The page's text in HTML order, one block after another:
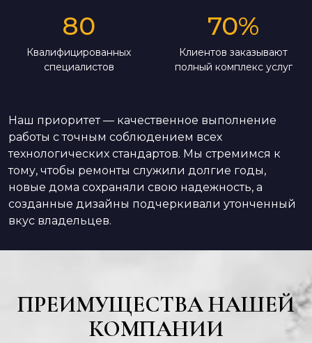
80
Квалифицированных
специалистов
70%
Клиентов заказывают
полный комплекс услуг
Наш приоритет — качественное выполнение
работы с точным соблюдением всех
технологических стандартов. Мы стремимся к
тому, чтобы ремонты служили долгие годы,
новые дома сохраняли свою надежность, а
созданные дизайны подчеркивали утонченный
вкус владельцев.
ПРЕИМУЩЕСТВА НАШЕЙ
КОМПАНИИ